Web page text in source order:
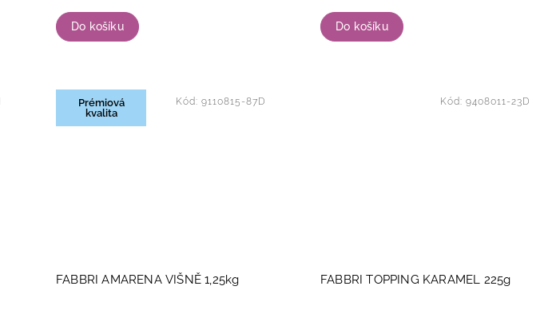
Do košíku Do košíku
Prémiová
kvalita
FABBRI AMARENA VIŠNĚ 1,25kg
Kód: 9110815-87D
FABBRI TOPPING KARAMEL 225g
Kód: 9408011-23D